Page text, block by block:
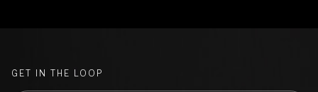
GET IN THE LOOP